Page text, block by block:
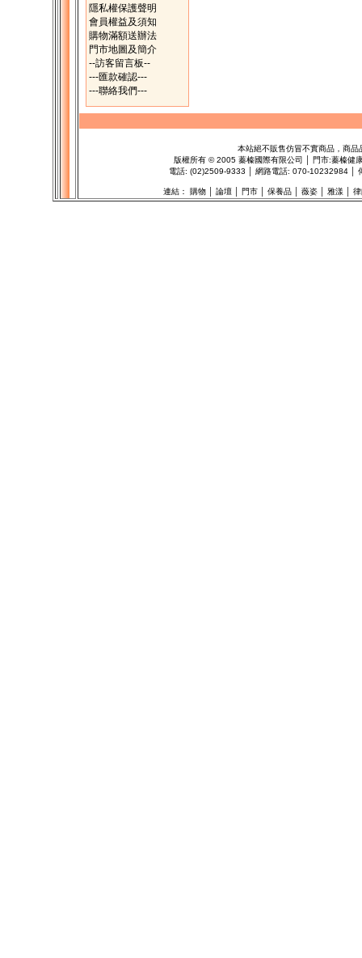
隱私權保護聲明
會員權益及須知
購物滿額送辦法
門市地圖及簡介
--訪客留言板--
---匯款確認---
---聯絡我們---
本站絕不販售仿冒不實商品，商
版權所有 ©2005 蓁榛國際有限公司 │ 門市:蓁榛健
電話: (02)2509-9333 │ 網路電話: 070-10232984 │
連結： 購物│ 論壇│ 門市│ 保養品│ 薇姿│ 雅漾